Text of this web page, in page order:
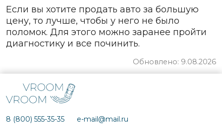
Если вы хотите продать авто за большую
цену, то лучше, чтобы у него не было
поломок. Для этого можно заранее пройти
диагностику и все починить.
Обновлено: 9.08.2026
8 (800) 555-35-35 e-mail@mail.ru